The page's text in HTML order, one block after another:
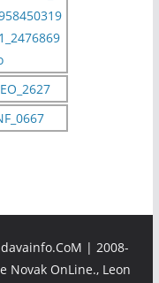
| 2008-
OnLine., Leon